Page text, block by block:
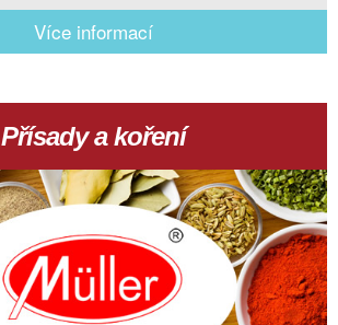
Více informací
Přísady a koření